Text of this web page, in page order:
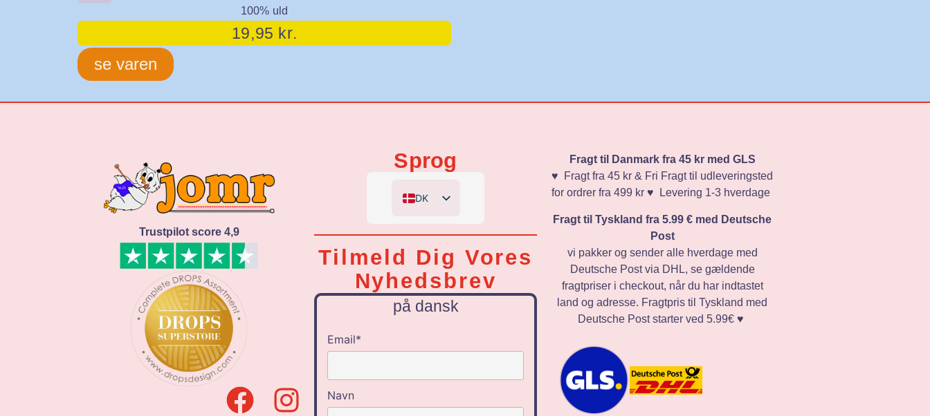
100% uld
19,95 kr.
se varen
Trustpilot score 4,9
Sprog
DK
NL
Tilmeld Dig Vores
Nyhedsbrev
på dansk
Email*
Navn
Fragt til Danmark fra 45 kr med GLS
♥️ Fragt fra 45 kr & Fri Fragt til udleveringsted
for ordrer fra 499 kr ♥️ Levering 1-3 hverdage
Fragt til Tyskland fra 5.99 € med Deutsche
Post
vi pakker og sender alle hverdage med
Deutsche Post via DHL, se gældende
fragtpriser i checkout, når du har indtastet
land og adresse. Fragtpris til Tyskland med
Deutsche Post starter ved 5.99€ ♥️